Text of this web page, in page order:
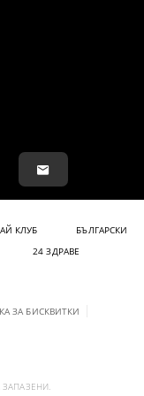
КЛУБ
БЪЛГАРСКИ
24 ЗДРАВЕ
ЗА БИСКВИТКИ